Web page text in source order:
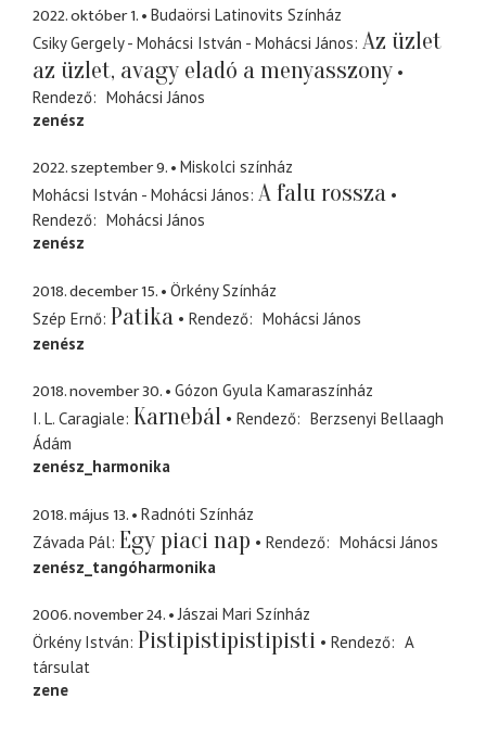
2022. október 1.
Budaörsi Latinovits Színház
Csiky Gergely - Mohácsi István - Mohácsi János Az üzlet
az üzlet, avagy eladó a menyasszony
Rendező
Mohácsi János
zenész
2022. szeptember 9.
Miskolci színház
Mohácsi István - Mohácsi János A falu rossza
Rendező
Mohácsi János
zenész
2018. december 15.
Örkény Színház
Szép Ernő Patika Rendező
Mohácsi János
zenész
2018. november 30.
Gózon Gyula Kamaraszínház
I. L. Caragiale Karnebál Rendező
Berzsenyi Bellaagh
Ádám
zenész_harmonika
2018. május 13.
Radnóti Színház
Závada Pál Egy piaci nap Rendező
Mohácsi János
zenész_tangóharmonika
2006. november 24.
Jászai Mari Színház
Örkény István Pistipistipistipisti Rendező
A
társulat
zene